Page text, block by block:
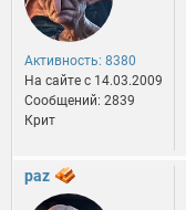
Активность: 8380
На сайте c 14.03.2009
Сообщений: 2839
Крит
paz